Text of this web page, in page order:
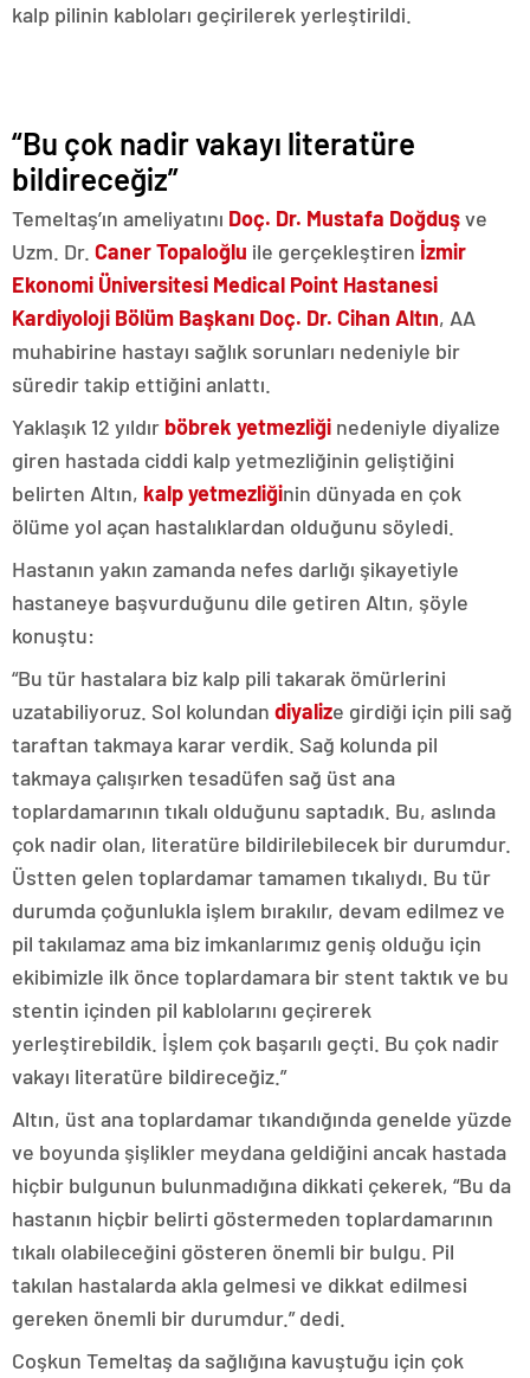
kalp pilinin kabloları geçirilerek yerleştirildi.
“Bu çok nadir vakayı literatüre
bildireceğiz”
Temeltaş’ın ameliyatını Doç. Dr. Mustafa Doğduşve
Uzm. Dr. Caner Topaloğlu ile gerçekleştiren İzmir
Ekonomi Üniversitesi Medical Point Hastanesi
Kardiyoloji Bölüm Başkanı Doç. Dr. Cihan Altın, AA
muhabirine hastayı sağlık sorunları nedeniyle bir
süredir takip ettiğini anlattı.
Yaklaşık 12 yıldır böbrek yetmezliği nedeniyle diyalize
giren hastada ciddi kalp yetmezliğinin geliştiğini
belirten Altın, kalp yetmezliğinin dünyada en çok
ölüme yol açan hastalıklardan olduğunu söyledi.
Hastanın yakın zamanda nefes darlığı şikayetiyle
hastaneye başvurduğunu dile getiren Altın, şöyle
konuştu:
“Bu tür hastalara biz kalp pili takarak ömürlerini
uzatabiliyoruz. Sol kolundan diyalize girdiği için pili sağ
taraftan takmaya karar verdik. Sağ kolunda pil
takmaya çalışırken tesadüfen sağ üst ana
toplardamarının tıkalı olduğunu saptadık. Bu, aslında
çok nadir olan, literatüre bildirilebilecek bir durumdur.
Üstten gelen toplardamar tamamen tıkalıydı. Bu tür
durumda çoğunlukla işlem bırakılır, devam edilmez ve
pil takılamaz ama biz imkanlarımız geniş olduğu için
ekibimizle ilk önce toplardamara bir stent taktık ve bu
stentin içinden pil kablolarını geçirerek
yerleştirebildik. İşlem çok başarılı geçti. Bu çok nadir
vakayı literatüre bildireceğiz.”
Altın, üst ana toplardamar tıkandığında genelde yüzde
ve boyunda şişlikler meydana geldiğini ancak hastada
hiçbir bulgunun bulunmadığına dikkati çekerek, “Bu da
hastanın hiçbir belirti göstermeden toplardamarının
tıkalı olabileceğini gösteren önemli bir bulgu. Pil
takılan hastalarda akla gelmesi ve dikkat edilmesi
gereken önemli bir durumdur.” dedi.
Coşkun Temeltaş da sağlığına kavuştuğu için çok